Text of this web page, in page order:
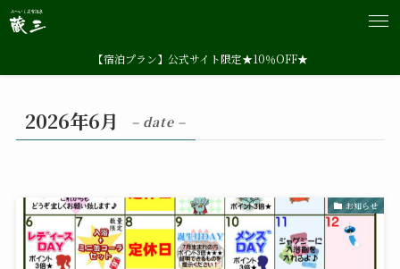
【宿泊プラン】公式サイト限定★10％OFF★
2026年6月 – date –
お知らせ